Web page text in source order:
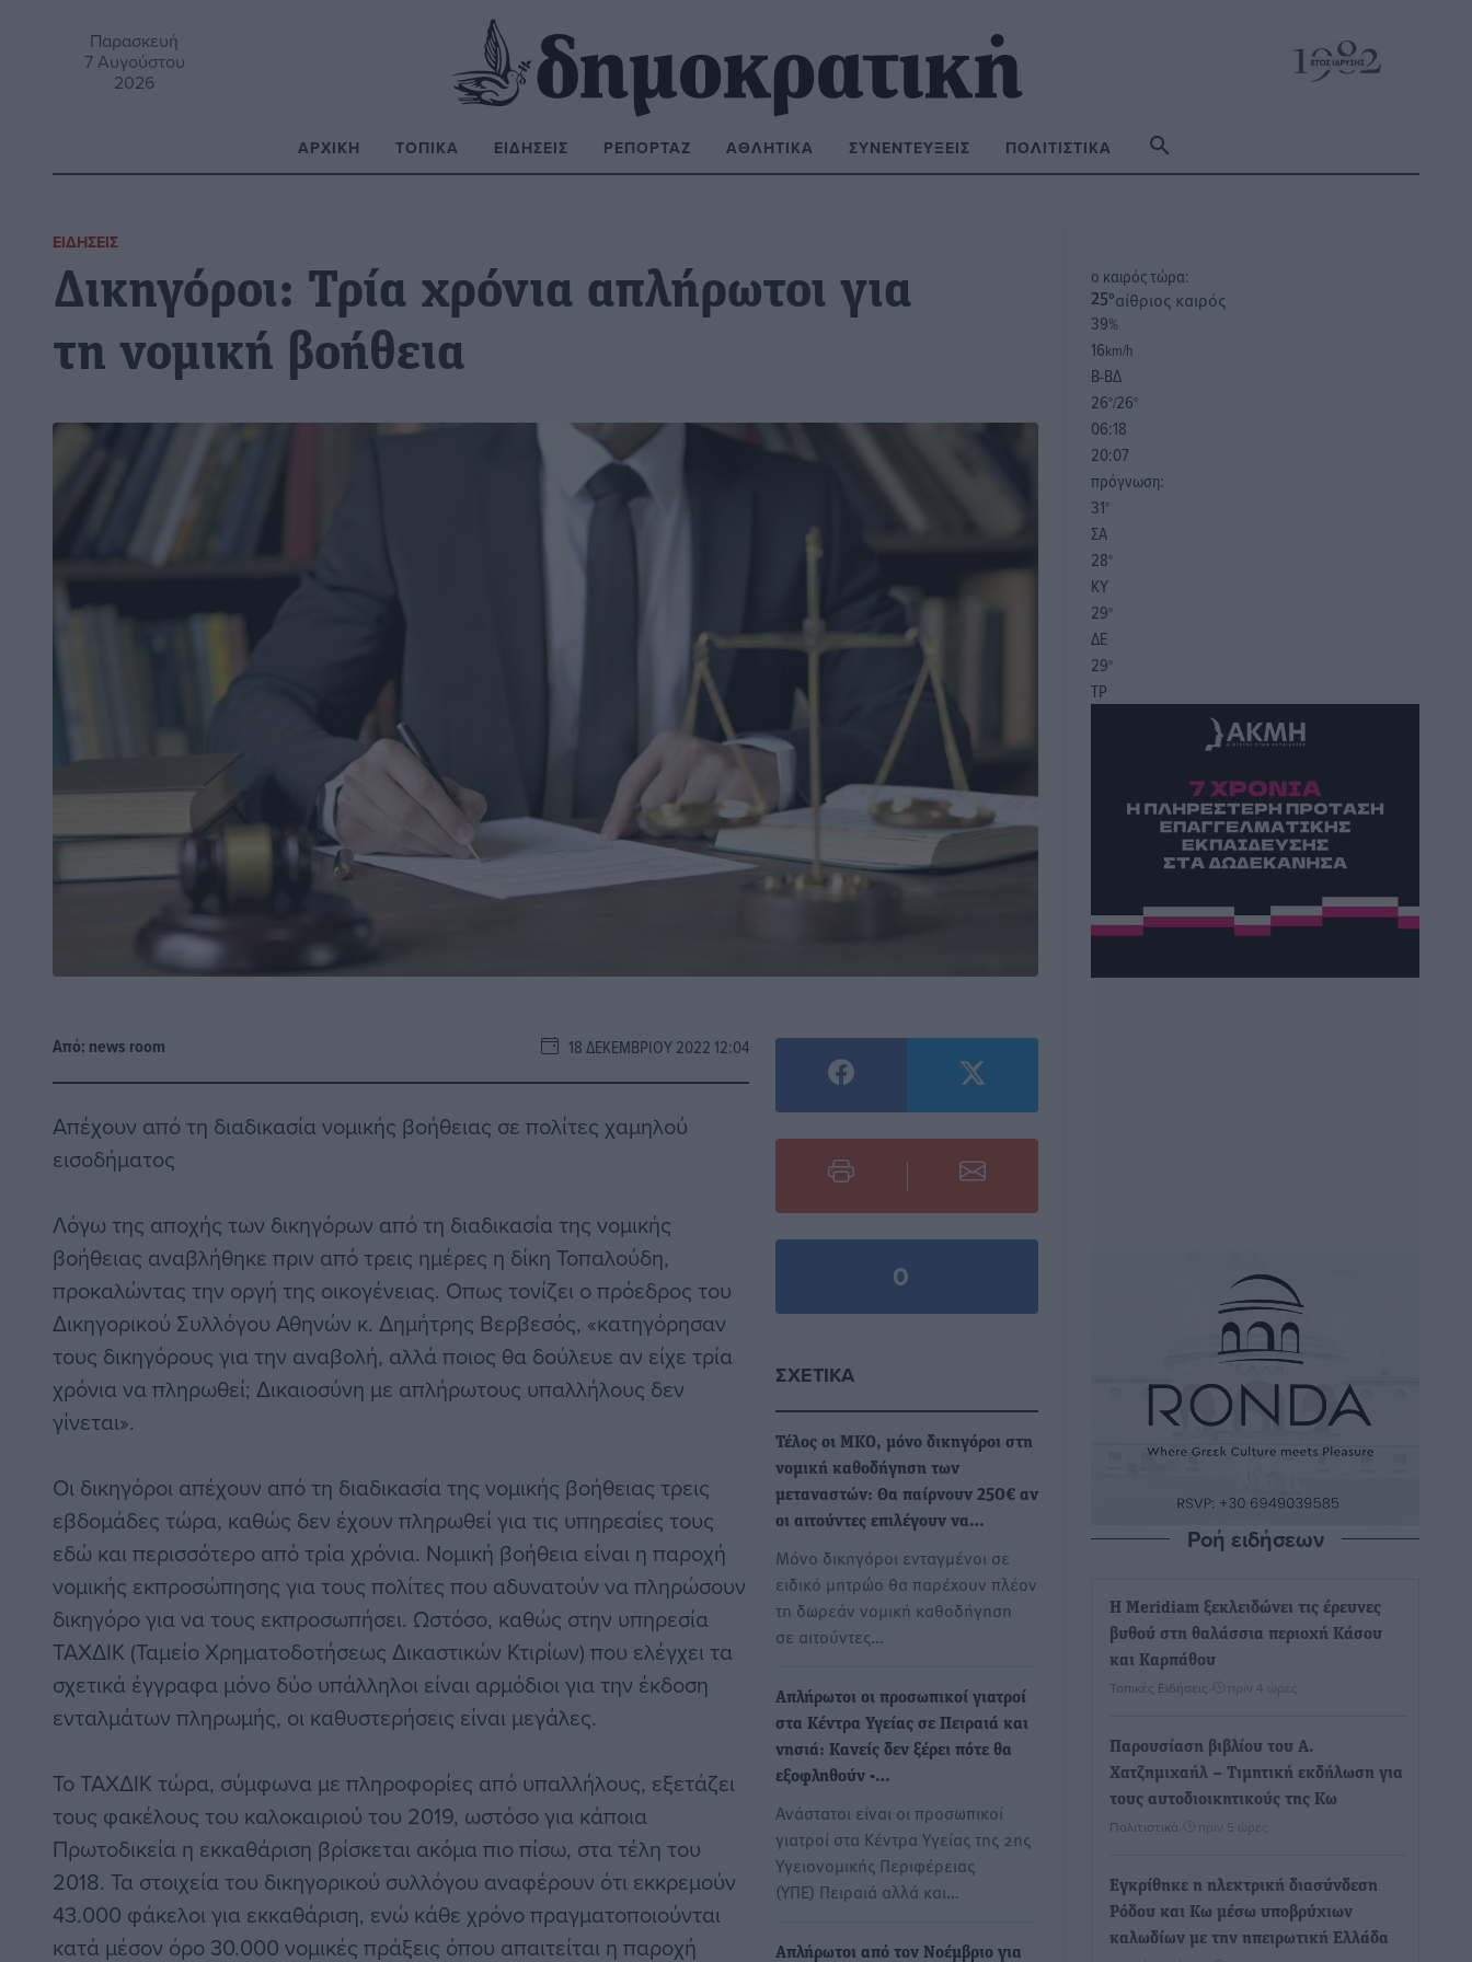
Παρασκευή
7 Αυγούστου
2026
ΑΡΧΙΚΉ ΤΟΠΙΚΆ ΕΙΔΉΣΕΙΣ ΡΕΠΟΡΤΆΖ ΑΘΛΗΤΙΚΆ ΣΥΝΕΝΤΕΎΞΕΙΣ ΠΟΛΙΤΙΣΤΙΚΆ
ΕΙΔΉΣΕΙΣ
Δικηγόροι: Τρία χρόνια απλήρωτοι για
τη νομική βοήθεια
Από: news room 18 ΔΕΚΕΜΒΡΊΟΥ 2022 12:04
Απέχουν από τη διαδικασία νομικής βοήθειας σε πολίτες χαμηλού
εισοδήματος
Λόγω της αποχής των δικηγόρων από τη διαδικασία της νομικής
βοήθειας αναβλήθηκε πριν από τρεις ημέρες η δίκη Τοπαλούδη,
προκαλώντας την οργή της οικογένειας. Οπως τονίζει ο πρόεδρος του
Δικηγορικού Συλλόγου Αθηνών κ. Δημήτρης Βερβεσός, «κατηγόρησαν
τους δικηγόρους για την αναβολή, αλλά ποιος θα δούλευε αν είχε τρία
χρόνια να πληρωθεί; Δικαιοσύνη με απλήρωτους υπαλλήλους δεν
γίνεται».
Οι δικηγόροι απέχουν από τη διαδικασία της νομικής βοήθειας τρεις
εβδομάδες τώρα, καθώς δεν έχουν πληρωθεί για τις υπηρεσίες τους
εδώ και περισσότερο από τρία χρόνια. Νομική βοήθεια είναι η παροχή
νομικής εκπροσώπησης για τους πολίτες που αδυνατούν να πληρώσουν
δικηγόρο για να τους εκπροσωπήσει. Ωστόσο, καθώς στην υπηρεσία
ΤΑΧΔΙΚ (Ταμείο Χρηματοδοτήσεως Δικαστικών Κτιρίων) που ελέγχει τα
σχετικά έγγραφα μόνο δύο υπάλληλοι είναι αρμόδιοι για την έκδοση
ενταλμάτων πληρωμής, οι καθυστερήσεις είναι μεγάλες.
Το ΤΑΧΔΙΚ τώρα, σύμφωνα με πληροφορίες από υπαλλήλους, εξετάζει
τους φακέλους του καλοκαιριού του 2019, ωστόσο για κάποια
Πρωτοδικεία η εκκαθάριση βρίσκεται ακόμα πιο πίσω, στα τέλη του
2018. Τα στοιχεία του δικηγορικού συλλόγου αναφέρουν ότι εκκρεμούν
43.000 φάκελοι για εκκαθάριση, ενώ κάθε χρόνο πραγματοποιούνται
κατά μέσον όρο 30.000 νομικές πράξεις όπου απαιτείται η παροχή
0
ΣΧΕΤΙΚΆ
Τέλος οι ΜΚΟ, μόνο δικηγόροι στη
νομική καθοδήγηση των
μεταναστών: Θα παίρνουν 250€ αν
οι αιτούντες επιλέγουν να…
Μόνο δικηγόροι ενταγμένοι σε
ειδικό μητρώο θα παρέχουν πλέον
τη δωρεάν νομική καθοδήγηση
σε αιτούντες…
Απλήρωτοι οι προσωπικοί γιατροί
στα Κέντρα Υγείας σε Πειραιά και
νησιά: Κανείς δεν ξέρει πότε θα
εξοφληθούν -…
Ανάστατοι είναι οι προσωπικοί
γιατροί στα Κέντρα Υγείας της 2ης
Υγειονομικής Περιφέρειας
(ΥΠΕ) Πειραιά αλλά και…
Απλήρωτοι από τον Νοέμβριο για
o καιρός τώρα:
25°αίθριος καιρός
39%
16km/h
Β-ΒΔ
26°/26°
06:18
20:07
πρόγνωση:
31°
ΣΑ
28°
ΚΥ
29°
ΔΕ
29°
ΤΡ
Ροή ειδήσεων
Η Meridiam ξεκλειδώνει τις έρευνες
βυθού στη θαλάσσια περιοχή Κάσου
και Καρπάθου
Τοπικές Ειδήσεις πριν 4 ώρες
Παρουσίαση βιβλίου του Α.
Χατζημιχαήλ – Τιμητική εκδήλωση για
τους αυτοδιοικητικούς της Κω
Πολιτιστικά πριν 5 ώρες
Εγκρίθηκε η ηλεκτρική διασύνδεση
Ρόδου και Κω μέσω υποβρύχιων
καλωδίων με την ηπειρωτική Ελλάδα